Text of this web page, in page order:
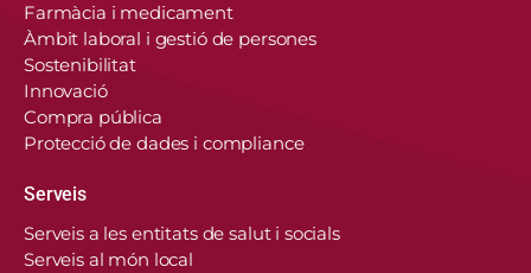
Farmàcia i medicament
Àmbit laboral i gestió de persones
Sostenibilitat
Innovació
Compra pública
Protecció de dades i compliance
Serveis
Serveis a les entitats de salut i socials
Serveis al món local